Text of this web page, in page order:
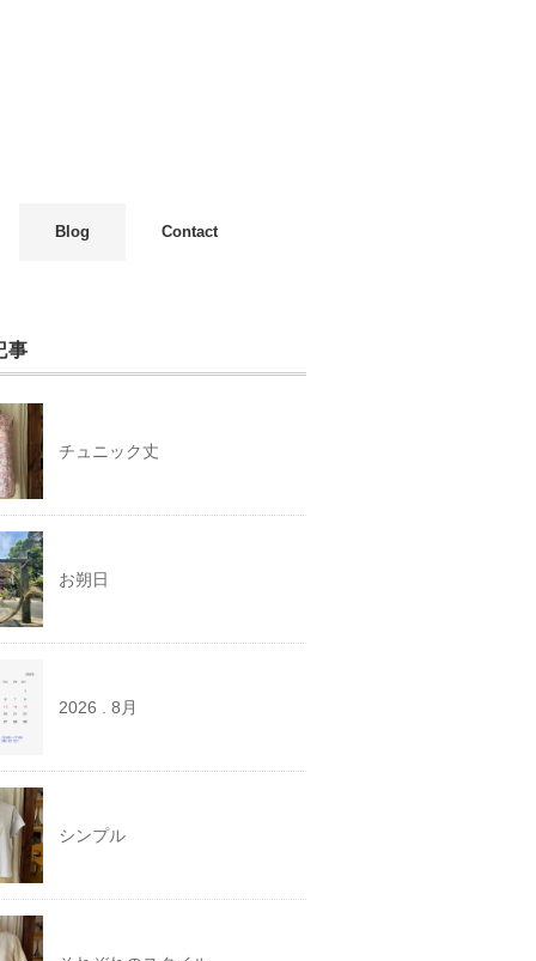
Blog Contact
事
チュニック丈
お朔日
2026 . 8月
シンプル